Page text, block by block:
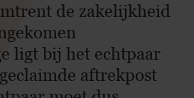
de zakelijkheid
ligt bij het echtpaar
aftrekpost